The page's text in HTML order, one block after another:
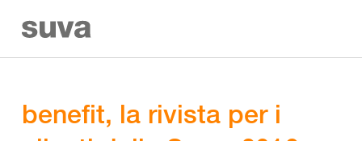
benefit, la rivista per i